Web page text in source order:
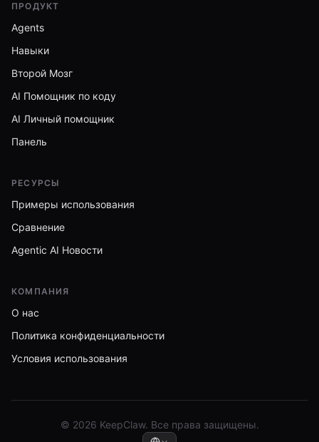
ПРОДУКТ
Agents
Навыки
Второй Мозг
AI Помощник по коду
AI Личный помощник
Панель
РЕСУРСЫ
Примеры использования
Сравнение
Agentic AI Новости
КОМПАНИЯ
О нас
Политика конфиденциальности
Условия использования
© 2026 KeepClaw. Все права защищены.